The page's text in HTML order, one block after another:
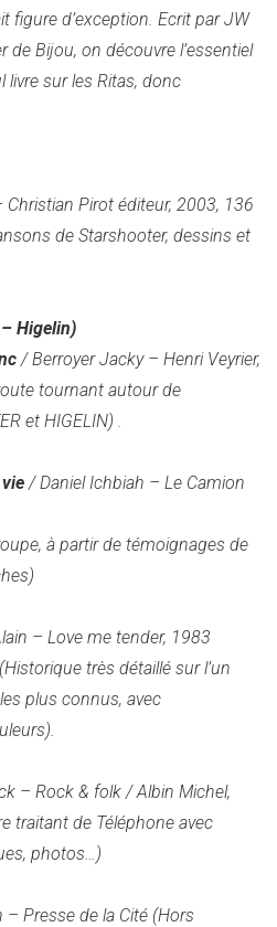
figure d’exception. Ecrit par JW
de Bijou, on découvre l’essentiel
livre sur les Ritas, donc
Christian Pirot éditeur, 2003, 136
de Starshooter, dessins et
Higelin)
/ Berroyer Jacky – Henri Veyrier,
tournant autour de
et HIGELIN) .
/ Daniel Ichbiah – Le Camion
à partir de témoignages de
– Love me tender, 1983
Historique très détaillé sur l’un
plus connus, avec
– Rock & folk / Albin Michel,
traitant de Téléphone avec
photos…)
Presse de la Cité (Hors